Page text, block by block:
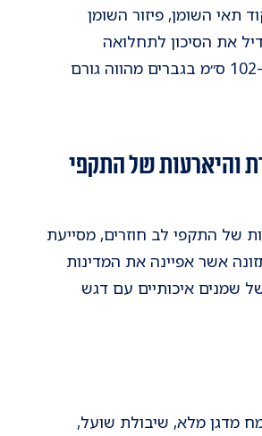
תאי השומן, פיזור השומן
את הסיכון לתחלואה
מטבולית וקרדיווסקולרית. השמנה בטנית המתבטאת בהיקף מותן גדול מ- 88 ס״מ בנשים ו-102 ס״מ בגברים מהווה גורם
והיארעות של התקפי
של התקפי לב חוזרים, מסייעת
אשר אפיינה את המדינות
שמנים איכותיים עם דגש
מדגן מלא, שיבולת שועל,